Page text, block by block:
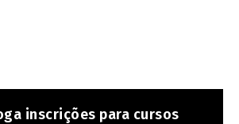
inscrições para cursos